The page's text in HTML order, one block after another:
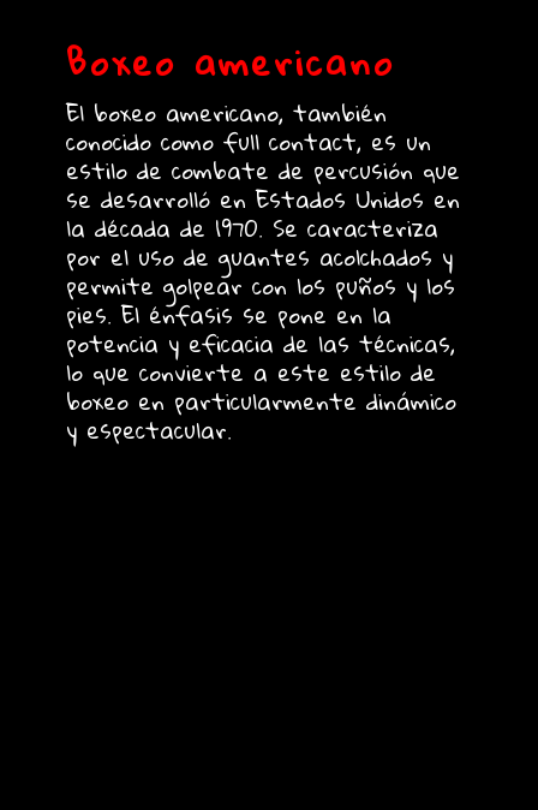
Boxeo americano
El boxeo americano, también
conocido como full contact, es un
estilo de combate de percusión que
se desarrolló en Estados Unidos en
la década de 1970. Se caracteriza
por el uso de guantes acolchados y
permite golpear con los puños y los
pies. El énfasis se pone en la
potencia y eficacia de las técnicas,
lo que convierte a este estilo de
boxeo en particularmente dinámico
y espectacular.